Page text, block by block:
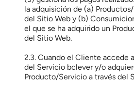
la adquisición de (a)
del Sitio Web y (b)
el que se ha adquirido un
del Sitio Web.
2.3. Cuando el Cliente accede
del Servicio bclever y/o
Producto/Servicio a través del